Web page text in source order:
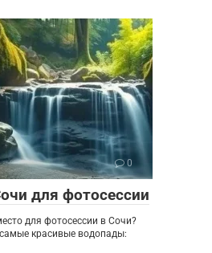
0
для фотосессии
для фотосессии в Сочи?
красивые водопады: